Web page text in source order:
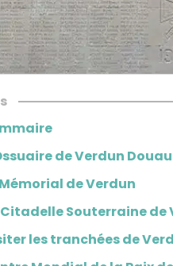
de Verdun
de Verdun
Citadelle Souterraine de
les tranchées de